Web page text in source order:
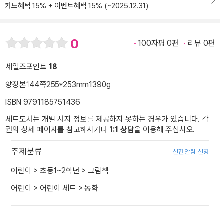
카드혜택 15% + 이벤트혜택 15% (~2025.12.31)
0 100자평 0편 리뷰 0편
세일즈포인트 18
양장본144쪽255*253mm1390g
ISBN 9791185751436
세트도서는 개별 서지 정보를 제공하지 못하는 경우가 있습니다. 각
권의 상세 페이지를 참고하시거나 1:1 상담을 이용해 주십시오.
주제분류 신간알림 신청
어린이 > 초등1~2학년 > 그림책
어린이 > 어린이 세트 > 동화